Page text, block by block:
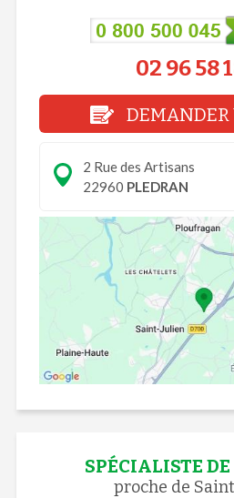
02 96 58
DEMANDER
2 Rue des Artisans
22960 PLEDRAN
SPÉCIALISTE
proche de